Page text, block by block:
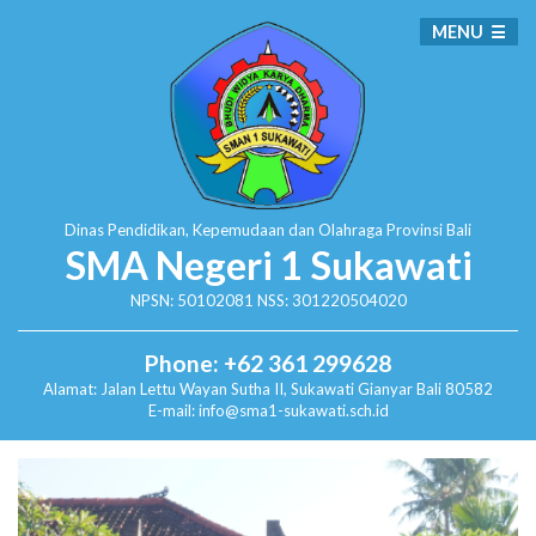
Dinas Pendidikan, Kepemudaan dan Olahraga Provinsi Bali
SMA Negeri 1 Sukawati
NPSN: 50102081 NSS: 301220504020
Phone: +62 361 299628
Alamat: Jalan Lettu Wayan Sutha II, SukawatiGianyar Bali 80582
E-mail: info@sma1-sukawati.sch.id
MENU